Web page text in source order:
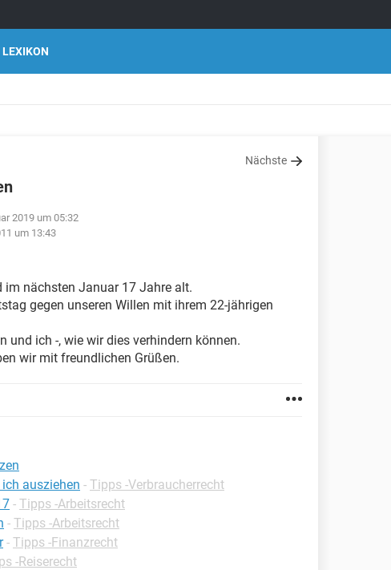
LEXIKON
Nächste
2019 um 05:32
um 13:43
im nächsten Januar 17 Jahre alt.
gegen unseren Willen mit ihrem 22-jährigen
und ich -, wie wir dies verhindern können.
wir mit freundlichen Grüßen.
ausziehen - Tipps -Verbraucherrecht
- Tipps -Arbeitsrecht
- Tipps -Arbeitsrecht
- Tipps -Finanzrecht
-Reiserecht